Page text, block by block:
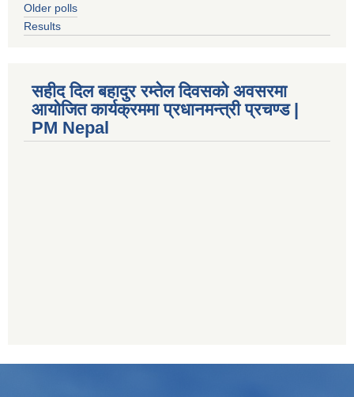
Older polls
Results
सहीद दिल बहादुर रम्तेल दिवसको अवसरमा
आयोजित कार्यक्रममा प्रधानमन्त्री प्रचण्ड |
PM Nepal